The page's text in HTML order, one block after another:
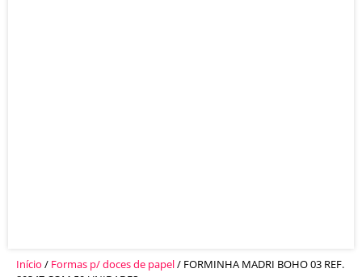
Início / Formas p/ doces de papel/ FORMINHA MADRI BOHO 03 REF.